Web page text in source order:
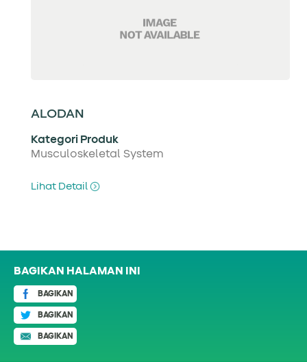
ALODAN
Kategori Produk
Musculoskeletal System
Lihat Detail
BAGIKAN HALAMAN INI
BAGIKAN
BAGIKAN
BAGIKAN